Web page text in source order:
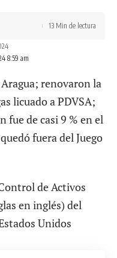
8:59 am
13 Min de lectura
renovaron la
licuado a PDVSA;
fue de casi 9 % en el
fuera del Juego
de Activos
en inglés) del
Unidos